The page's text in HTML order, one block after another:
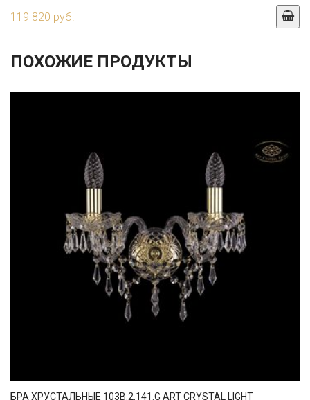
119 820 руб.
ПОХОЖИЕ ПРОДУКТЫ
БРА ХРУСТАЛЬНЫЕ 103B.2.141.G ART CRYSTAL LIGHT